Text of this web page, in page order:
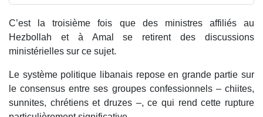
C’est la troisième fois que des ministres affiliés au
Hezbollah et à Amal se retirent des discussions
ministérielles sur ce sujet.
Le système politique libanais repose en grande partie sur
le consensus entre ses groupes confessionnels – chiites,
sunnites, chrétiens et druzes –, ce qui rend cette rupture